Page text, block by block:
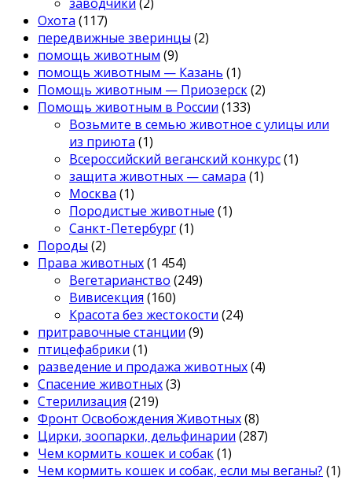
Охота (117)
передвижные зверинцы (2)
помощь животным (9)
помощь животным — Казань (1)
Помощь животным — Приозерск(2)
Помощь животным в России (133)
Возьмите в семью животное с улицы или
из приюта (1)
Всероссийский веганский конкурс(1)
защита животных — самара (1)
Москва (1)
Породистые животные (1)
Санкт-Петербург(1)
Породы (2)
Права животных(1 454)
Вегетарианство (249)
Вивисекция (160)
Красота без жестокости (24)
притравочные станции (9)
птицефабрики (1)
разведение и продажа животных(4)
Спасение животных(3)
Стерилизация (219)
Фронт Освобождения Животных(8)
Цирки, зоопарки, дельфинарии (287)
Чем кормить кошек и собак(1)
Чем кормить кошек и собак, если мы веганы? (1)